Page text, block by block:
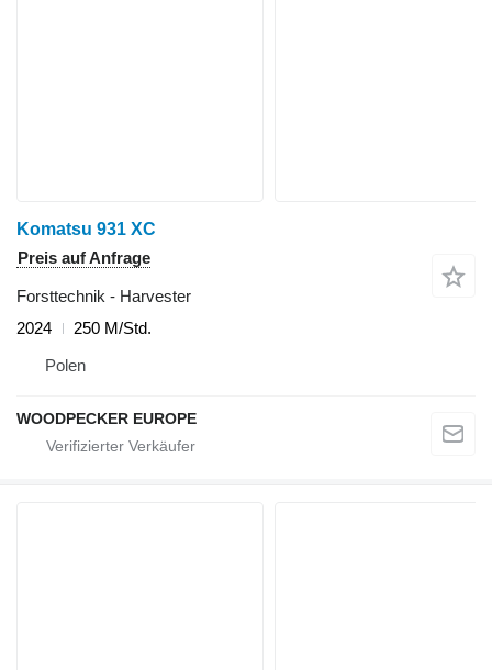
Komatsu 931 XC
Preis auf Anfrage
Forsttechnik - Harvester
2024
250 M/Std.
Polen
WOODPECKER EUROPE